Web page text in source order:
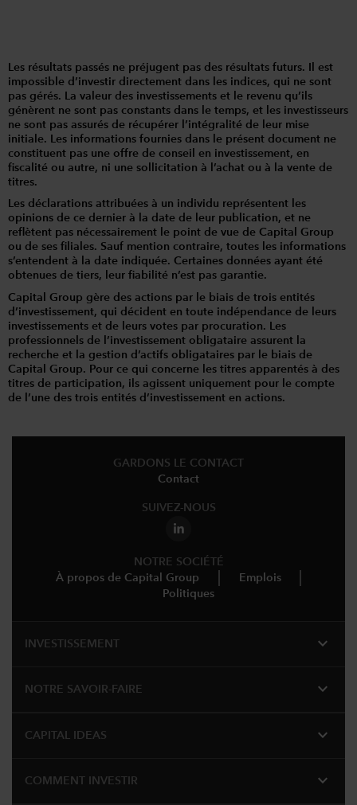
Les résultats passés ne préjugent pas des résultats futurs. Il est
impossible d’investir directement dans les indices, qui ne sont
pas gérés. La valeur des investissements et le revenu qu’ils
génèrent ne sont pas constants dans le temps, et les investisseurs
ne sont pas assurés de récupérer l’intégralité de leur mise
initiale. Les informations fournies dans le présent document ne
constituent pas une offre de conseil en investissement, en
fiscalité ou autre, ni une sollicitation à l’achat ou à la vente de
titres.
Les déclarations attribuées à un individu représentent les
opinions de ce dernier à la date de leur publication, et ne
reflètent pas nécessairement le point de vue de Capital Group
ou de ses filiales. Sauf mention contraire, toutes les informations
s’entendent à la date indiquée. Certaines données ayant été
obtenues de tiers, leur fiabilité n’est pas garantie.
Capital Group gère des actions par le biais de trois entités
d’investissement, qui décident en toute indépendance de leurs
investissements et de leurs votes par procuration. Les
professionnels de l’investissement obligataire assurent la
recherche et la gestion d’actifs obligataires par le biais de
Capital Group. Pour ce qui concerne les titres apparentés à des
titres de participation, ils agissent uniquement pour le compte
de l’une des trois entités d’investissement en actions.
GARDONS LE CONTACT
Contact
SUIVEZ-NOUS
NOTRE SOCIÉTÉ
À propos de Capital Group
Emplois
Politiques
INVESTISSEMENT expand_more
NOTRE SAVOIR-FAIRE expand_more
CAPITAL IDEAS expand_more
COMMENT INVESTIR expand_more